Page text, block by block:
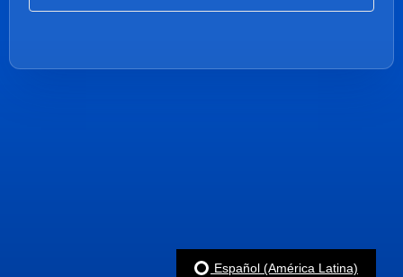
Español (América Latina)